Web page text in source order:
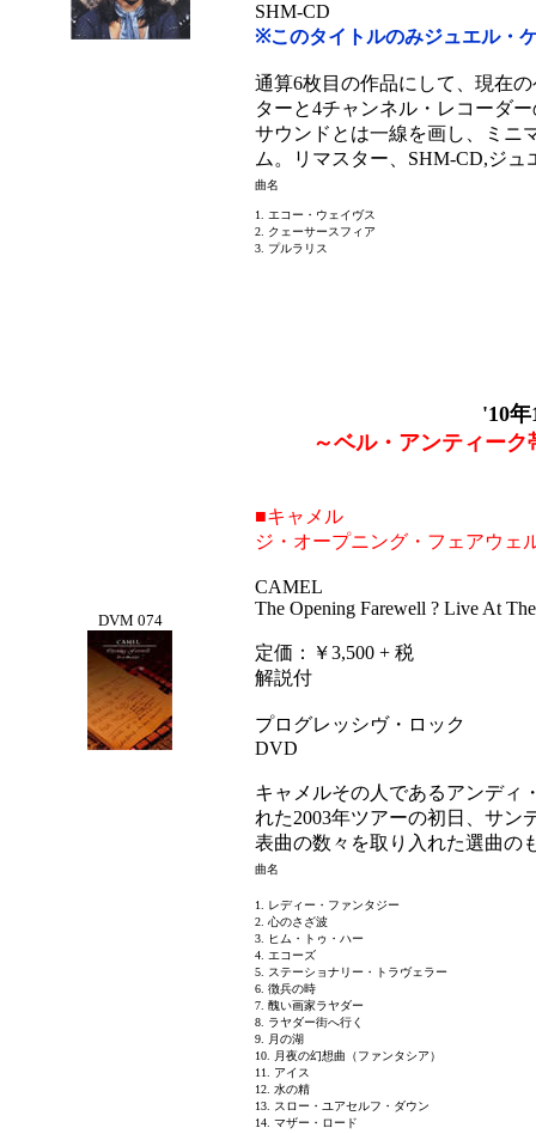
SHM-CD
※このタイトルのみジュエル・
通算6枚目の作品にして、現在
ターと4チャンネル・レコーダ
サウンドとは一線を画し、ミニ
ム。リマスター、SHM-CD,ジ
曲名
1. エコー・ウェイヴス
2. クェーサースフィア
3. プルラリス
'10年
～ベル・アンティー
DVM 074
■キャメル
ジ・オープニング・フェアウェ
CAMEL
The Opening Farewell ? Live At
定価：￥3,500 + 税
解説付
プログレッシヴ・ロック
DVD
キャメルその人であるアンディ
れた2003年ツアーの初日、サ
表曲の数々を取り入れた選曲の
曲名
1. レディー・ファンタジー
2. 心のさざ波
3. ヒム・トゥ・ハー
4. エコーズ
5. ステーショナリー・トラヴェラー
6. 徴兵の時
7. 醜い画家ラヤダー
8. ラヤダー街へ行く
9. 月の湖
10. 月夜の幻想曲（ファンタシア）
11. アイス
12. 水の精
13. スロー・ユアセルフ・ダウン
14. マザー・ロード